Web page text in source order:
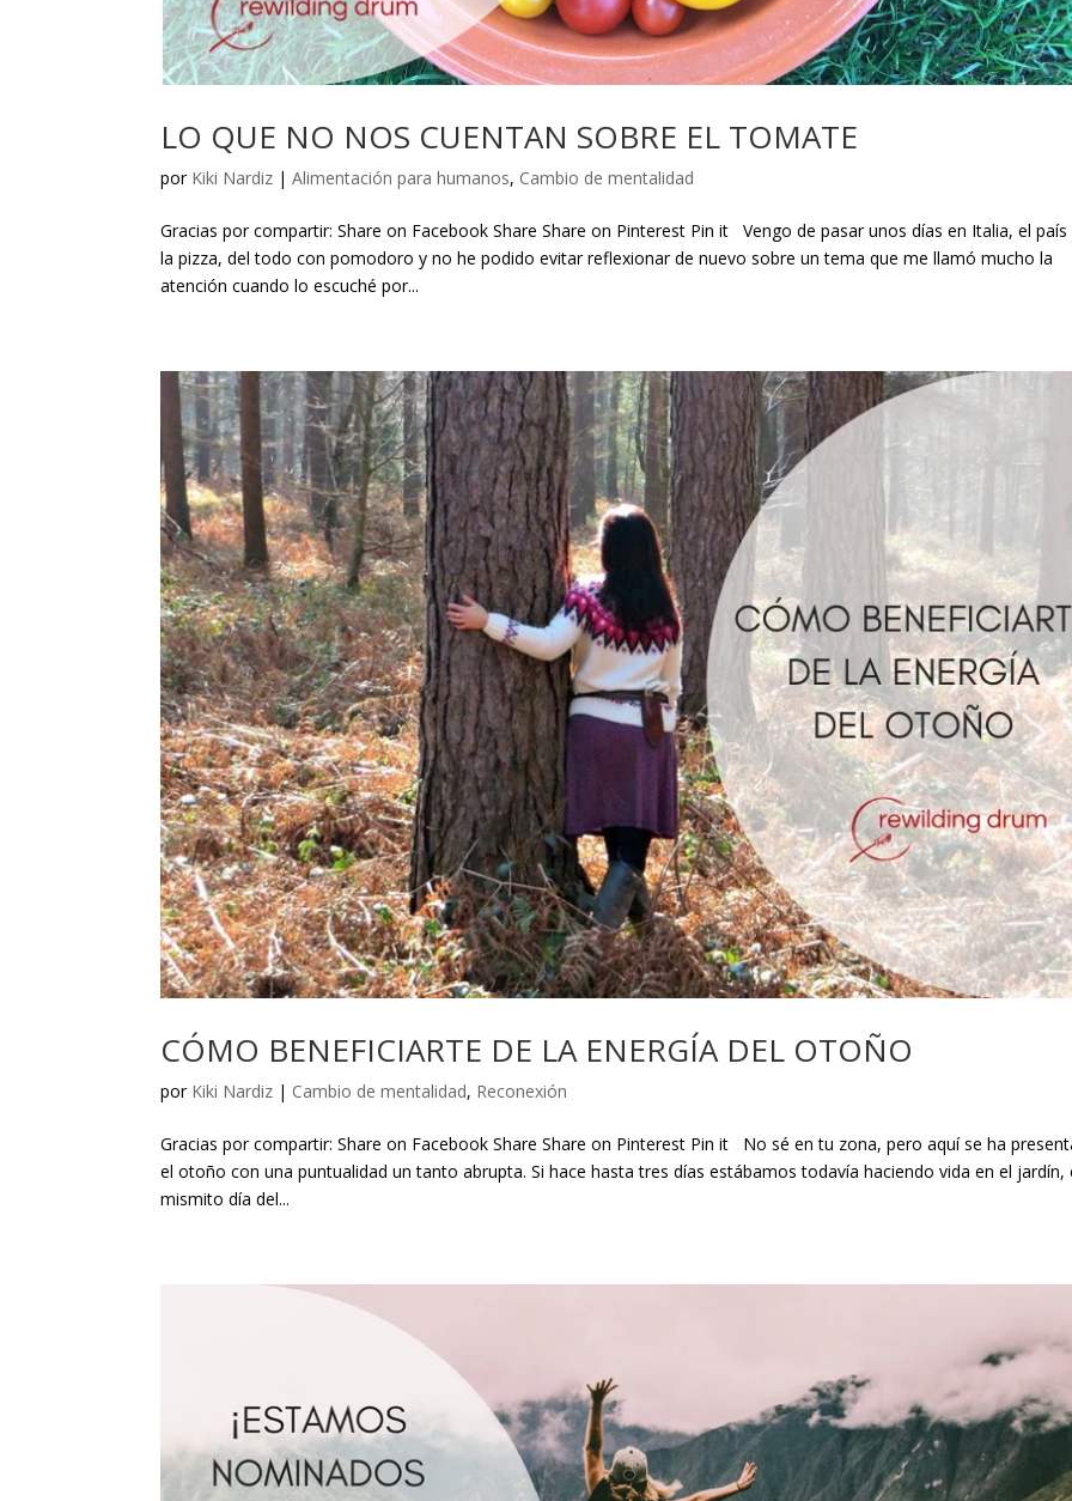
LO QUE NO NOS CUENTAN SOBRE EL TOMATE
por Kiki Nardiz |Alimentación para humanos, Cambio de mentalidad
Gracias por compartir: Share on Facebook Share Share on Pinterest Pin it Vengo de pasar unos días en Italia, el país
la pizza, del todo con pomodoro y no he podido evitar reflexionar de nuevo sobre un tema que me llamó mucho la
atención cuando lo escuché por...
CÓMO BENEFICIARTE DE LA ENERGÍA DEL OTOÑO
por Kiki Nardiz | Cambio de mentalidad, Reconexión
Gracias por compartir: Share on Facebook Share Share on Pinterest Pin it No sé en tu zona, pero aquí se ha
el otoño con una puntualidad un tanto abrupta. Si hace hasta tres días estábamos todavía haciendo vida en el jardín,
mismito día del...